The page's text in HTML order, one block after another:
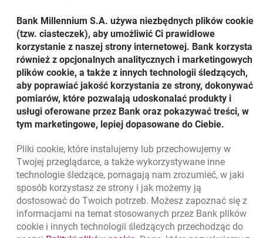
Aby pobrać bezpłatną aplikację, kliknij na logo sklepu
lub zeskanuj kod QR
OTWIERA SIĘ W NOWEJ KARCIE
OTWIERA SIĘ W NOWEJ
Nawigacja dolna
Zadzwoń do nas
801 331 331 Migam
Bank Millennium S.A. używa niezbędnych plików cookie
(tzw. ciasteczek), aby umożliwić Ci prawidłowe
korzystanie z naszej strony internetowej. Bank korzysta
również z opcjonalnych analitycznych i marketingowych
plików cookie, a także z innych technologii śledzących,
aby poprawiać jakość korzystania ze strony, dokonywać
pomiarów, które pozwalają udoskonalać produkty i
usługi oferowane przez Bank oraz pokazywać treści, w
tym marketingowe, lepiej dopasowane do Ciebie.
Pliki cookie, które instalujemy lub przechowujemy w
Twojej przeglądarce, a także wykorzystywane inne
technologie śledzące, pomagają nam zrozumieć, w jaki
sposób korzystasz ze strony i jak możemy ją
dostosować do Twoich potrzeb. Możesz zapoznać się z
informacjami na temat stosowanych przez Bank plików
cookie i innych technologii śledzących przechodząc do